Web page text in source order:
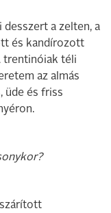
a zelten, a
és kandírozott
trentinóiak téli
az almás
üde és friss
szárított